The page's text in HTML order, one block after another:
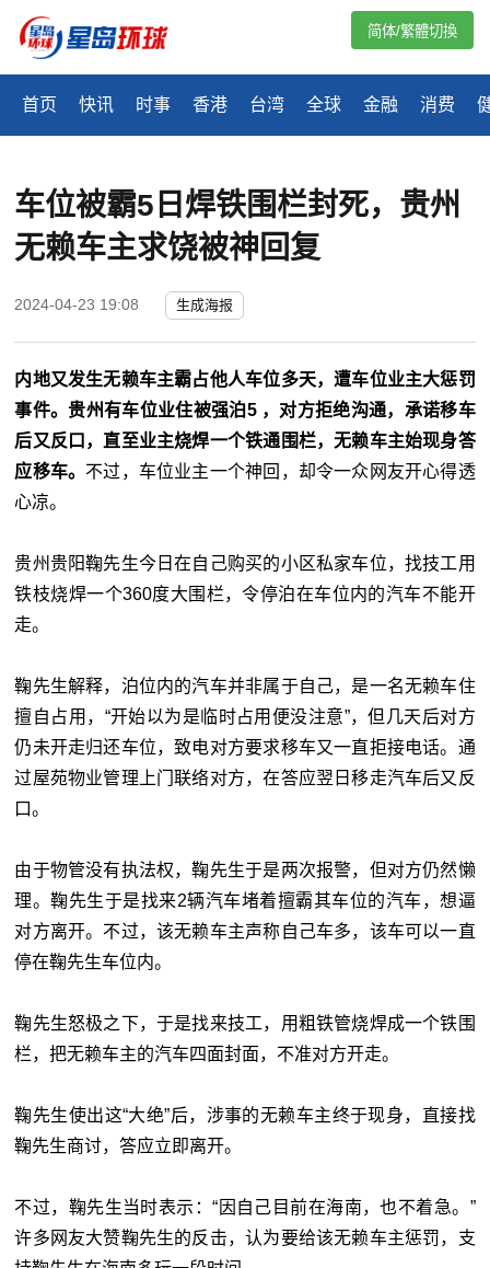
首页 快讯 时事 香港 台湾 全球 金融 消费
简体/繁體切換
车位被霸5日焊铁围栏封死，贵州
无赖车主求饶被神回复
2024-04-23 19:08 生成海报
内地又发生无赖车主霸占他人车位多天，遭车位业主大惩罚
事件。贵州有车位业住被强泊5 ，对方拒绝沟通，承诺移车
后又反口，直至业主烧焊一个铁通围栏，无赖车主始现身答
应移车。 不过，车位业主一个神回，却令一众网友开心得透
心凉。
贵州贵阳鞠先生今日在自己购买的小区私家车位，找技工用
铁枝烧焊一个360度大围栏，令停泊在车位内的汽车不能开
走。
鞠先生解释，泊位内的汽车并非属于自己，是一名无赖车住
擅自占用，“开始以为是临时占用便没注意”，但几天后对方
仍未开走归还车位，致电对方要求移车又一直拒接电话。通
过屋苑物业管理上门联络对方，在答应翌日移走汽车后又反
口。
由于物管没有执法权，鞠先生于是两次报警，但对方仍然懒
理。鞠先生于是找来2辆汽车堵着擅霸其车位的汽车，想逼
对方离开。不过，该无赖车主声称自己车多，该车可以一直
停在鞠先生车位内。
鞠先生怒极之下，于是找来技工，用粗铁管烧焊成一个铁围
栏，把无赖车主的汽车四面封面，不准对方开走。
鞠先生使出这“大绝”后，涉事的无赖车主终于现身，直接找
鞠先生商讨，答应立即离开。
不过，鞠先生当时表示：“因自己目前在海南，也不着急。”
许多网友大赞鞠先生的反击，认为要给该无赖车主惩罚，支